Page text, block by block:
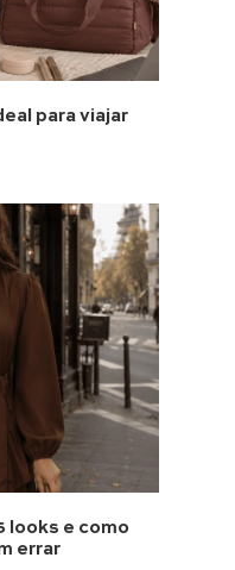
para viajar
looks e como
errar